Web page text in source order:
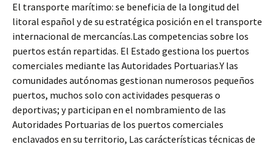
El transporte marítimo: se beneficia de la longitud del
litoral español y de su estratégica posición en el transporte
internacional de mercancías.Las competencias sobre los
puertos están repartidas. El Estado gestiona los puertos
comerciales mediante las Autoridades Portuarias.Y las
comunidades autónomas gestionan numerosos pequeños
puertos, muchos solo con actividades pesqueras o
deportivas; y participan en el nombramiento de las
Autoridades Portuarias de los puertos comerciales
enclavados en su territorio, Las carácterísticas técnicas de